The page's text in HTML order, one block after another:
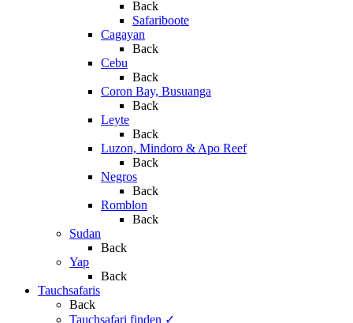
Back
Safariboote
Cagayan
Back
Cebu
Back
Coron Bay, Busuanga
Back
Leyte
Back
Luzon, Mindoro & Apo Reef
Back
Negros
Back
Romblon
Back
Sudan
Back
Yap
Back
Tauchsafaris
Back
Tauchsafari finden ✓